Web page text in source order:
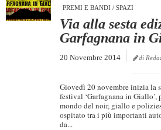
Chi siamo
PREMI E BANDI / SPAZI
Via alla sesta
Garfagnana in
20 Novembre 2014 di
Giovedì 20 novembre inizia la
festival ‘Garfagnana in Giallo’,
mondo del noir, giallo e
ospitato tra i più importanti
da...